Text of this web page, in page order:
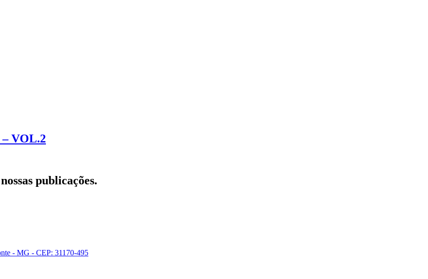
– VOL.2
publicações.
- MG - CEP: 31170-495